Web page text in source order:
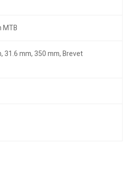
MTB
31.6 mm, 350 mm, Brevet